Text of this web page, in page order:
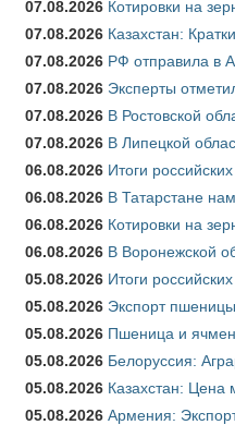
07.08.2026 Котировки на
07.08.2026 Казахстан:
07.08.2026 РФ отправила в
07.08.2026 Эксперты
07.08.2026 В Ростовской
07.08.2026 В Липецкой
06.08.2026 Итоги
06.08.2026 В Татарстане
06.08.2026 Котировки на
06.08.2026 В Воронежской
05.08.2026 Итоги
05.08.2026 Экспорт
05.08.2026 Пшеница и
05.08.2026 Белоруссия:
05.08.2026 Казахстан: Цена
05.08.2026 Армения: